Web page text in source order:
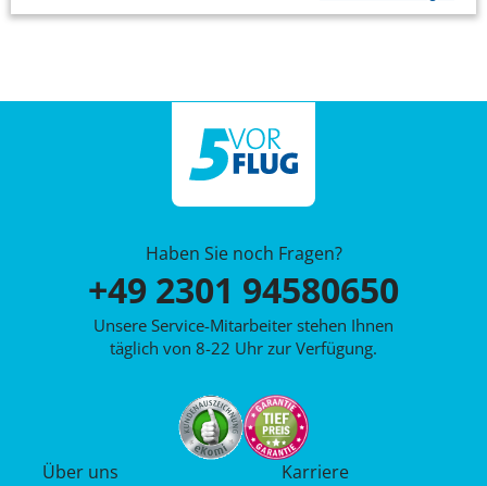
Haben Sie noch Fragen?
+49 2301 94580650
Unsere Service-Mitarbeiter stehen Ihnen
täglich von 8-22 Uhr zur Verfügung.
Über uns
Karriere